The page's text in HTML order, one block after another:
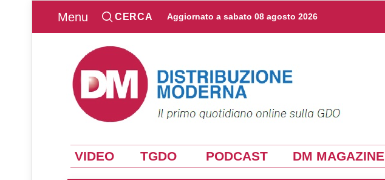
Menu CERCA Aggiornato a sabato 08 agosto 2026
VIDEO TGDO PODCAST DM MAGAZINE